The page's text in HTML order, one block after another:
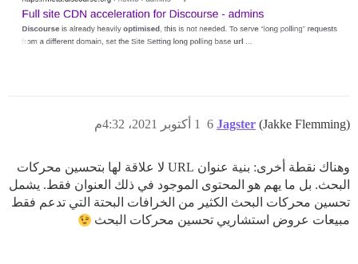
Jagster (Jakke Flemming) 1 أكتوبر 2021، 4:32م 6
وهناك نقطة أخرى: بنية عنوان URL لا علاقة لها بتحسين محركات
البحث. بل ما يهم هو المحتوى الموجود في ذلك العنوان فقط. يشمل
تحسين محركات البحث الكثير من الخرافات البحتة التي تدعم فقط
مبيعات عروض استشاريي تحسين محركات البحث